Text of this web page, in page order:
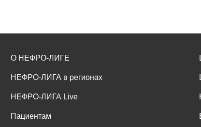
О НЕФРО-ЛИГЕ
НЕФРО-ЛИГА в регионах
НЕФРО-ЛИГА Live
Пациентам